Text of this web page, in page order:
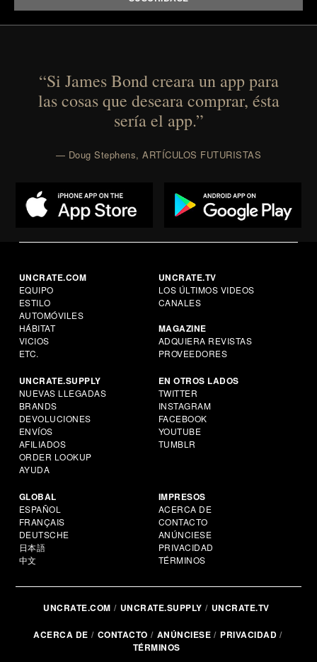
“Si James Bond creara un app para
las cosas que deseara comprar, ésta
sería el app.”
— Doug Stephens, ARTÍCULOS FUTURISTAS
UNCRATE.COM
EQUIPO
ESTILO
AUTOMÓVILES
HÁBITAT
VICIOS
ETC.
UNCRATE.TV
LOS ÚLTIMOS VIDEOS
CANALES
MAGAZINE
ADQUIERA REVISTAS
PROVEEDORES
UNCRATE.SUPPLY
NUEVAS LLEGADAS
BRANDS
DEVOLUCIONES
ENVÍOS
AFILIADOS
ORDER LOOKUP
AYUDA
EN OTROS LADOS
TWITTER
INSTAGRAM
FACEBOOK
YOUTUBE
TUMBLR
GLOBAL
ESPAÑOL
FRANÇAIS
DEUTSCHE
日本語
中文
IMPRESOS
ACERCA DE
CONTACTO
ANÚNCIESE
PRIVACIDAD
TÉRMINOS
UNCRATE.COM UNCRATE.SUPPLY UNCRATE.TV
ACERCA DE CONTACTO ANÚNCIESE
PRIVACIDAD
TÉRMINOS